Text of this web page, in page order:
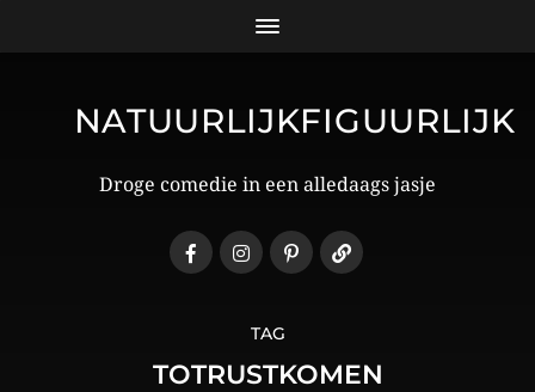
NATUURLIJKFIGUURLIJK
Droge comedie in een alledaags jasje
TAG
TOTRUSTKOMEN